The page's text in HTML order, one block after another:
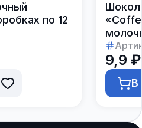
по 12
9,9 ₽
В